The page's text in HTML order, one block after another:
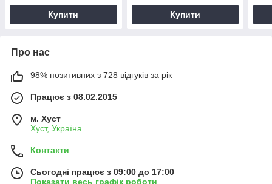
Купити Купити
Про нас
98% позитивних з 728 відгуків за рік
Працює з 08.02.2015
м. Хуст
Хуст, Україна
Контакти
Сьогодні працює з 09:00 до 17:00
Показати весь графік роботи